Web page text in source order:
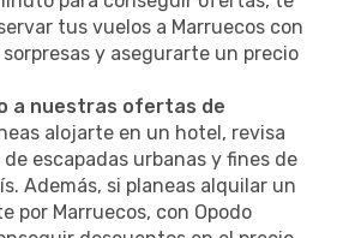
tus vuelos a Marruecos con
y asegurarte un precio
a nuestras ofertas de
alojarte en un hotel, revisa
escapadas urbanas y fines de
Además, si planeas alquilar un
por Marruecos, con Opodo